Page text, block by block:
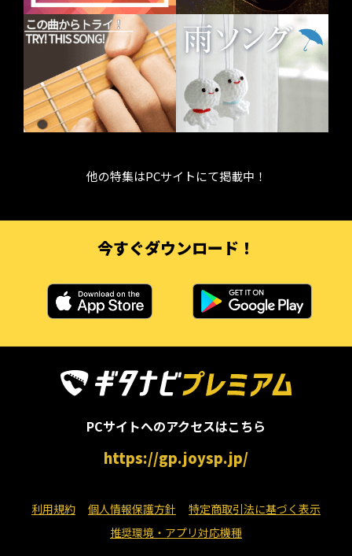
他の特集はPCサイトにて掲載中！
今すぐダウンロード！
PCサイトへのアクセスはこちら
https://gp.joysp.jp/
利用規約 個人情報保護方針
特定商取引法に基づく表示
推奨環境・アプリ対応機種